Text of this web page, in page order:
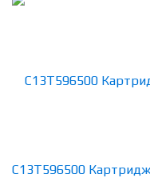
C13T596500